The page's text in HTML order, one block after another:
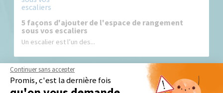
5 façons d'ajouter de l'espace de rangement
sous vos escaliers
Un escalier est l’un des...
Continuer sans accepter
Promis, c'est la dernière fois